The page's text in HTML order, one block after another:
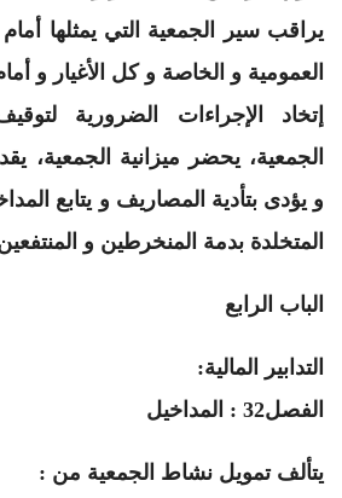
يراقب سير الجمعية التي يمثلها
العمومية و الخاصة و كل الأغيار و
إتخاد الإجراءات الضرورية
الجمعية، يحضر ميزانية الجمعية،
و يؤدى بتأدية المصاريف و يتابع
المتخلدة بدمة المنخرطين و
الباب الرابع
التدابير المالية:
الفصل32 : المداخيل
يتألف تمويل نشاط الجمعية من :